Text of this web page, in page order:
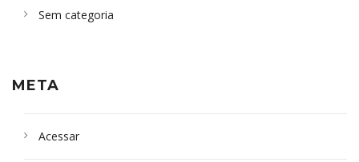
Sem categoria
META
Acessar